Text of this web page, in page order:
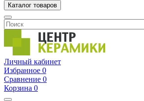
Каталог товаров
Личный кабинет
Избранное 0
Сравнение 0
Корзина 0